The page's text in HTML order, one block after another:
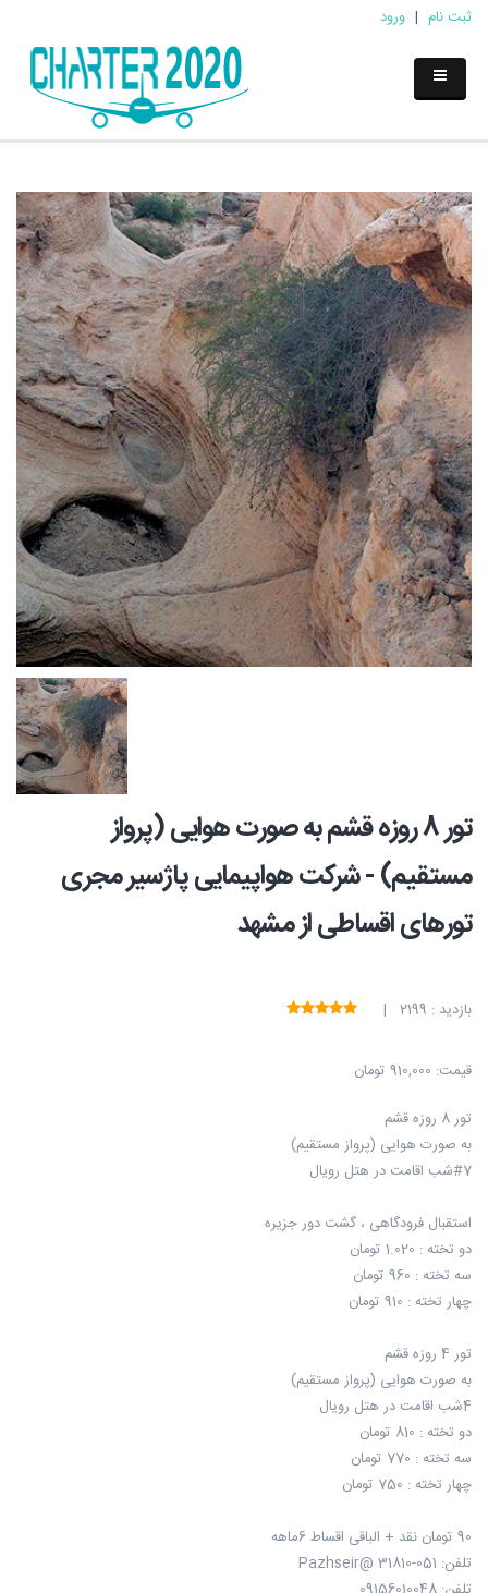
ثبت نام | ورود
تور 8 روزه قشم به صورت هوایی (پرواز
مستقیم) - شرکت هواپیمایی پاژسیر مجری
تورهای اقساطی از مشهد
بازدید : 2199 |
قیمت: 910,000 تومان
تور 8 روزه قشم
به صورت هوایی (پرواز مستقیم)
#7شب اقامت در هتل رویال
استقبال فرودگاهی ، گشت دور جزیره
دو تخته : 1.020 تومان
سه تخته : 960 تومان
چهار تخته : 910 تومان
تور 4 روزه قشم
به صورت هوایی (پرواز مستقیم)
4شب اقامت در هتل رویال
دو تخته : 810 تومان
سه تخته : 770 تومان
چهار تخته : 750 تومان
90 تومان نقد + الباقی اقساط 6ماهه
تلفن: 051-31810 @Pazhseir